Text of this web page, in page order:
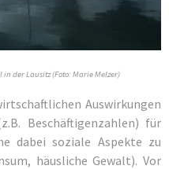
der Lausitz (Foto: Marie Melzer)
Auswirkungen
Beschäftigenzahlen) für
dabei soziale Aspekte zu
häusliche Gewalt). Vor